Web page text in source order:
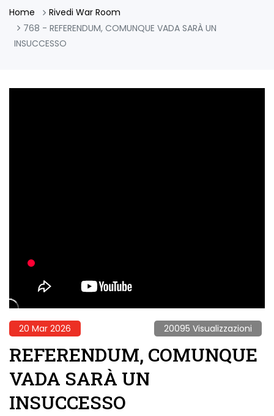
Home
Rivedi War Room
768 - REFERENDUM, COMUNQUE VADA SARÀ UN
INSUCCESSO
20 Mar 2026 20095 Visualizzazioni
REFERENDUM, COMUNQUE
VADA SARÀ UN
INSUCCESSO